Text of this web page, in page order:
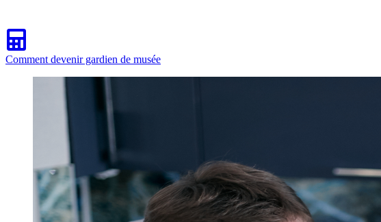
Comment devenir gardien de musée